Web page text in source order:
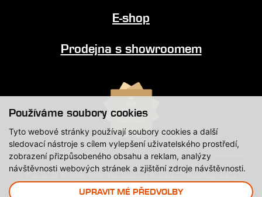
Používáme soubory cookies
Tyto webové stránky používají soubory cookies a další
sledovací nástroje s cílem vylepšení uživatelského prostředí,
zobrazení přizpůsobeného obsahu a reklam, analýzy
návštěvnosti webových stránek a zjištění zdroje návštěvnosti.
UPRAVIT MÉ PŘEDVOLBY
E-shop
Prodejna s showroomem
vyhrazena.